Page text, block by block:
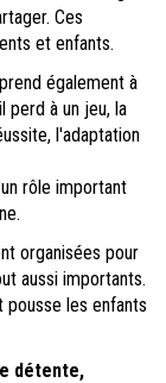
Ces
et enfants.
également à
perd à un jeu, la
l'adaptation
rôle important
organisées pour
aussi importants.
pousse les enfants
détente,